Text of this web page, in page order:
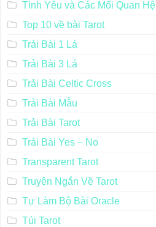
Tình Yêu và Các Mối Quan Hệ
Top 10 về bài Tarot
Trải Bài 1 Lá
Trải Bài 3 Lá
Trải Bài Celtic Cross
Trải Bài Mẫu
Trải Bài Tarot
Trải Bài Yes – No
Transparent Tarot
Truyện Ngắn Về Tarot
Tự Làm Bộ Bài Oracle
Túi Tarot